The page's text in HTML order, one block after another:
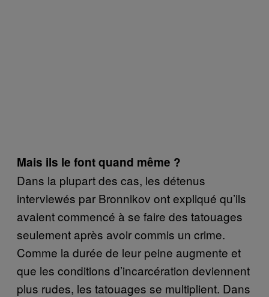
Mais ils le font quand même ?
Dans la plupart des cas, les détenus
interviewés par Bronnikov ont expliqué qu’ils
avaient commencé à se faire des tatouages
seulement après avoir commis un crime.
Comme la durée de leur peine augmente et
que les conditions d’incarcération deviennent
plus rudes, les tatouages se multiplient. Dans